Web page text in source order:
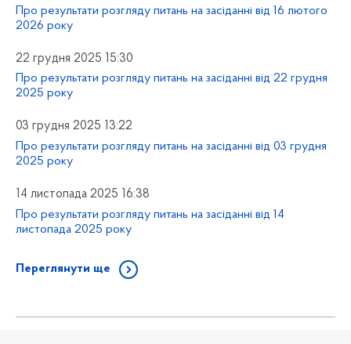
Про результати розгляду питань на засіданні від 16 лютого
2026 року
22 грудня 2025 15:30
Про результати розгляду питань на засіданні від 22 грудня
2025 року
03 грудня 2025 13:22
Про результати розгляду питань на засіданні від 03 грудня
2025 року
14 листопада 2025 16:38
Про результати розгляду питань на засіданні від 14
листопада 2025 року
Переглянути ще